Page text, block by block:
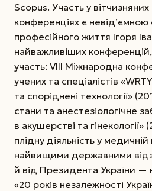
Scopus. Участь у
конференціях є
професійного життя Ігоря
найважливіших конференцій,
участь: VIII Міжнародна
учених та спеціалістів
та споріднені технології»
стани та анестезіологічне
в акушерстві та гінекології»
плідну діяльність у
найвищими державними
й від Президента України
«20 років незалежності